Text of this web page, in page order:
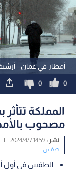
أمطار في عمان -
0
0
المملكة
مصحوب
نشر :14:59 2024/4/7
|
طقس
الطقس في أول